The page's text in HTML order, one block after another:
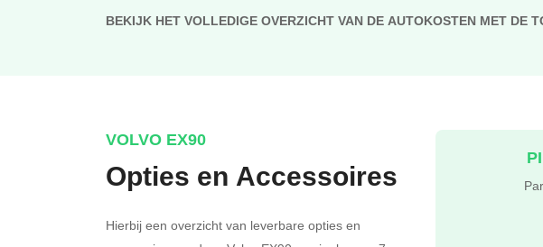
BEKIJK HET VOLLEDIGE OVERZICHT VAN DE AUTOKOSTEN MET DE
VOLVO EX90
Opties en Accessoires
Hierbij een overzicht van leverbare opties en